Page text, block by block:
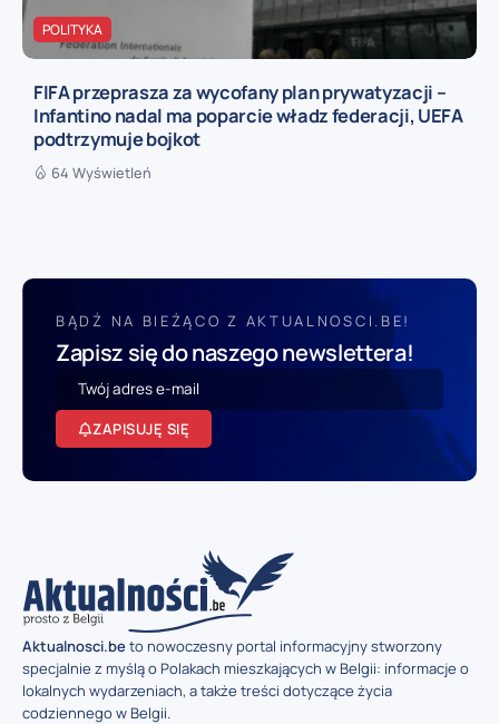
POLITYKA
FIFA przeprasza za wycofany plan prywatyzacji –
Infantino nadal ma poparcie władz federacji, UEFA
podtrzymuje bojkot
64 Wyświetleń
BĄDŹ NA BIEŻĄCO Z AKTUALNOSCI.BE!
Zapisz się do naszego newslettera!
ZAPISUJĘ SIĘ
Aktualnosci.beto nowoczesny portal informacyjny stworzony
specjalnie z myślą o Polakach mieszkających w Belgii: informacje o
lokalnych wydarzeniach, a także treści dotyczące życia
codziennego w Belgii.